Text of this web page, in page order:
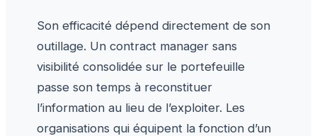
Son efficacité dépend directement de son
outillage. Un contract manager sans
visibilité consolidée sur le portefeuille
passe son temps à reconstituer
l’information au lieu de l’exploiter. Les
organisations qui équipent la fonction d’un